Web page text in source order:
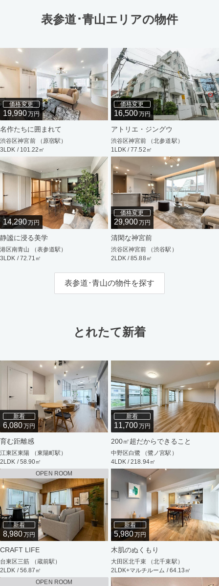
表参道･青山エリアの物件
価格変更
19,990万円
名作たちに囲まれて
渋谷区神宮前 （原宿駅）
3LDK / 101.22㎡
価格変更
16,500万円
アトリエ・ジングウ
渋谷区神宮前 （北参道駅）
1LDK / 77.52㎡
14,290万円
静謐に浸る美学
港区南青山 （表参道駅）
3LDK / 72.71㎡
価格変更
29,900万円
清閑な神宮前
渋谷区神宮前 （渋谷駅）
2LDK / 85.88㎡
表参道･青山の物件を探す
とれたて新着
新着
6,080万円
育む距離感
江東区東陽 （東陽町駅）
2LDK / 58.90㎡
新着
11,700万円
200㎡超だからできること
中野区白鷺 （鷺ノ宮駅）
4LDK / 218.94㎡
OPEN ROOM
新着
8,980万円
CRAFT LIFE
台東区三筋 （蔵前駅）
2LDK / 56.87㎡
新着
5,980万円
木肌のぬくもり
大田区北千束 （北千束駅）
2LDK+マルチルーム / 64.13㎡
OPEN ROOM